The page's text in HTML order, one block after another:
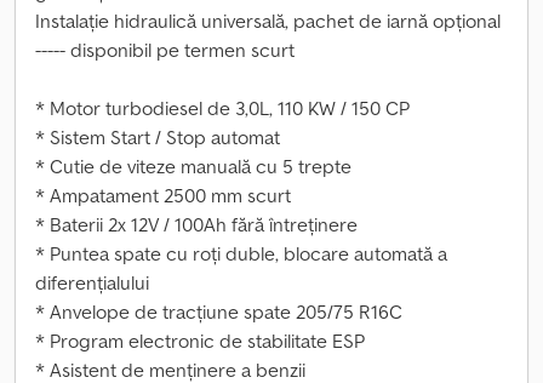
Instalație hidraulică universală, pachet de iarnă opțional
----- disponibil pe termen scurt
* Motor turbodiesel de 3,0L, 110 KW / 150 CP
* Sistem Start / Stop automat
* Cutie de viteze manuală cu 5 trepte
* Ampatament 2500 mm scurt
* Baterii 2x 12V / 100Ah fără întreținere
* Puntea spate cu roți duble, blocare automată a
diferențialului
* Anvelope de tracțiune spate 205/75 R16C
* Program electronic de stabilitate ESP
* Asistent de menținere a benzii